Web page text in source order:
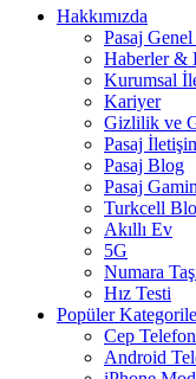
Hakkımızda
Pasaj Genel
Haberler &
Kurumsal
Kariyer
Gizlilik ve
Pasaj
Pasaj Blog
Pasaj
Turkcell
Akıllı Ev
5G
Numara
Hız Testi
Popüler
Cep
Android